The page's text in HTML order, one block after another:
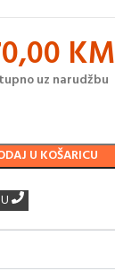
KM
uz narudžbu
U KOŠARICU